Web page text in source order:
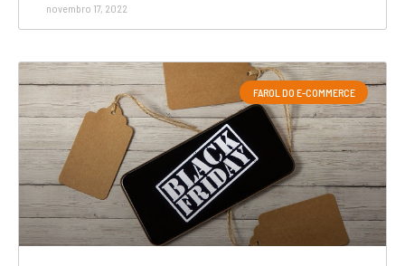
novembro 17, 2022
FAROL DO E-COMMERCE